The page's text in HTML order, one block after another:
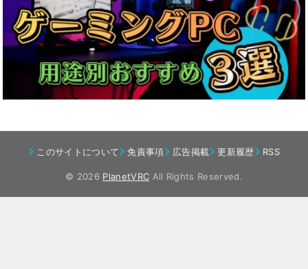
このサイトについて 免責事項 広告掲載 更新履歴 RSS
© 2026 PlanetVRC All Rights Reserved.